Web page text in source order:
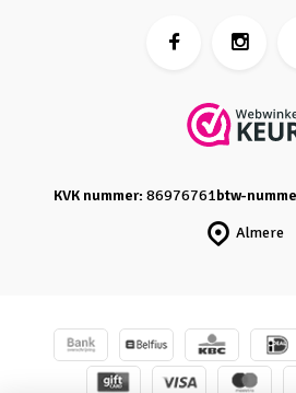
Almere
KVK nummer: 86976761btw-